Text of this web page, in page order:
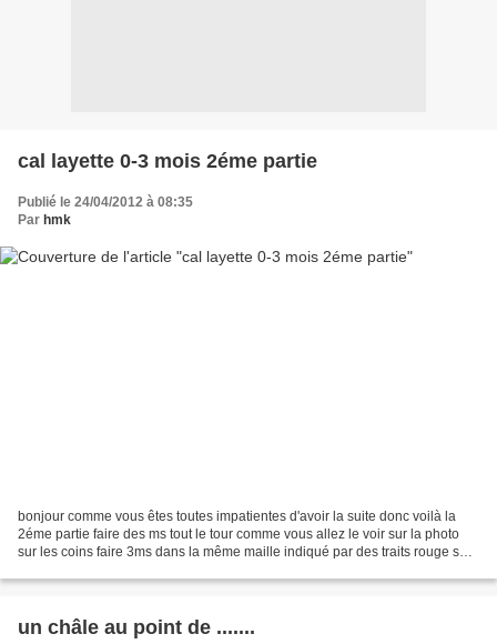
cal layette 0-3 mois 2éme partie
Publié le 24/04/2012 à 08:35
Par hmk
bonjour comme vous êtes toutes impatientes d'avoir la suite donc voilà la
2éme partie faire des ms tout le tour comme vous allez le voir sur la photo
sur les coins faire 3ms dans la même maille indiqué par des traits rouge sur
un châle au point de .......